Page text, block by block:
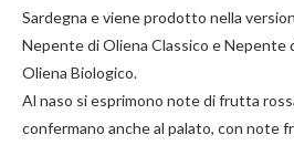
Sardegna e viene prodotto nella
Nepente di Oliena Classico e Nepente
Oliena Biologico.
Al naso si esprimono note di frutta
confermano anche al palato, con note